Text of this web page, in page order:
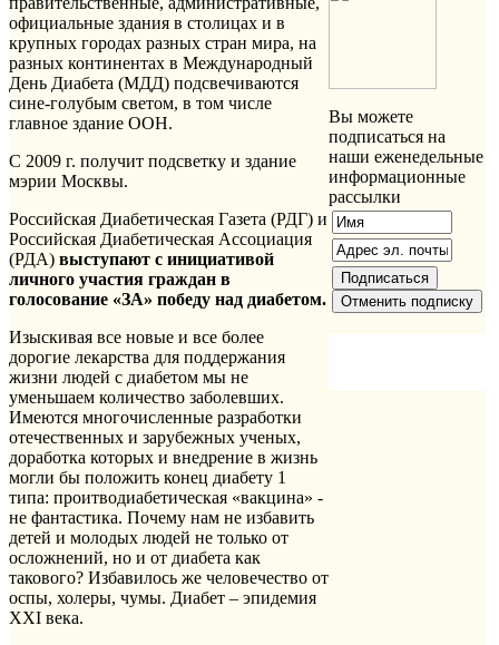
официальные здания в столицах и в
крупных городах разных стран мира, на
разных континентах в Международный
День Диабета (МДД) подсвечиваются
сине-голубым светом, в том числе
главное здание ООН.
С 2009 г. получит подсветку и здание
мэрии Москвы.
Российская Диабетическая Газета (РДГ) и
Российская Диабетическая Ассоциация
(РДА) выступают с инициативой
личного участия граждан в
голосование «ЗА» победу над диабетом.
Изыскивая все новые и все более
дорогие лекарства для поддержания
жизни людей с диабетом мы не
уменьшаем количество заболевших.
Имеются многочисленные разработки
отечественных и зарубежных ученых,
доработка которых и внедрение в жизнь
могли бы положить конец диабету 1
типа: проитводиабетическая «вакцина» -
не фантастика. Почему нам не избавить
детей и молодых людей не только от
осложнений, но и от диабета как
такового? Избавилось же человечество от
оспы, холеры, чумы. Диабет – эпидемия
XXI века.
Вы можете
подписаться на
наши еженедельные
информационные
рассылки